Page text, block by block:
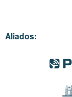
Aliados: